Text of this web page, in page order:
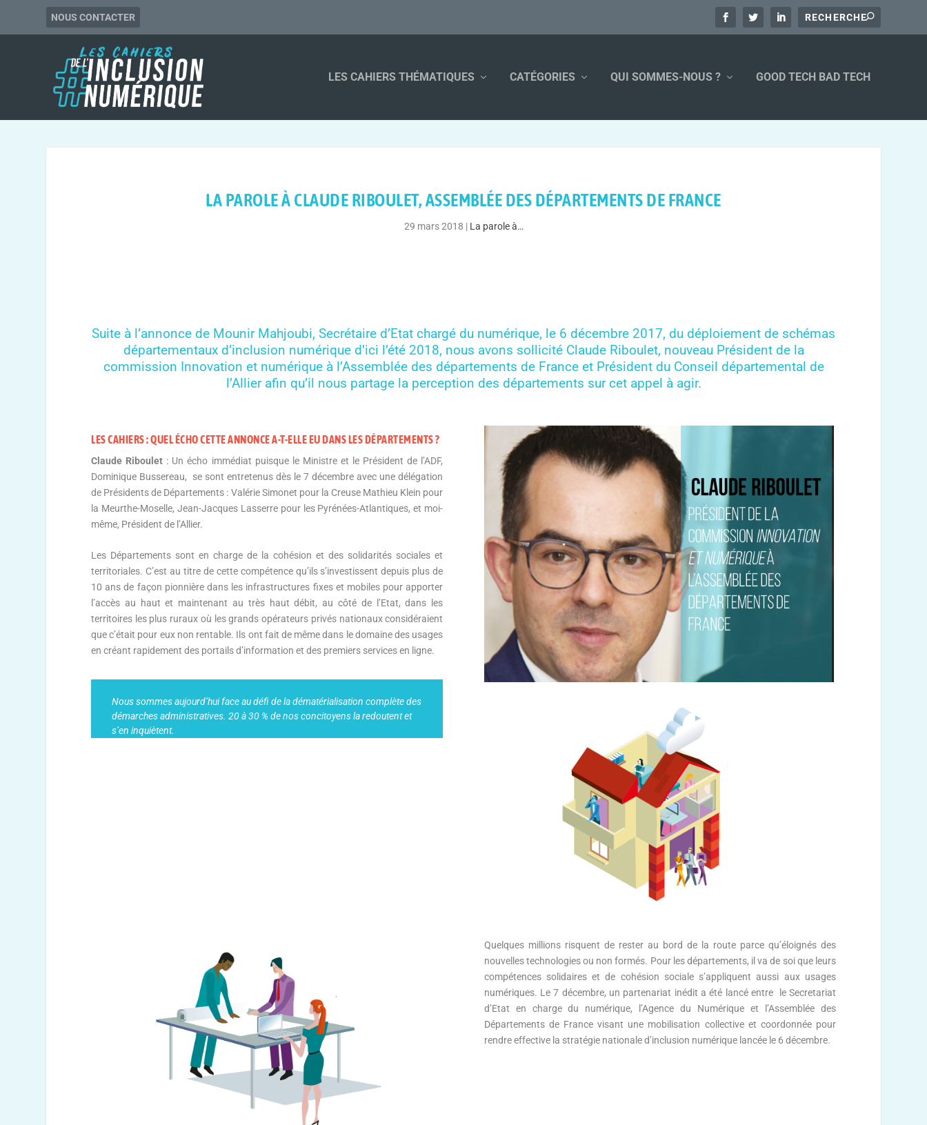
NOUS CONTACTER
LES CAHIERS THÉMATIQUES CATÉGORIES QUI SOMMES-NOUS ? GOOD TECH BAD TECH
LA PAROLE À CLAUDE RIBOULET, ASSEMBLÉE DES DÉPARTEMENTS DE FRANCE
29 mars 2018 | La parole à…
Suite à l’annonce de Mounir Mahjoubi, Secrétaire d’Etat chargé du numérique, le 6 décembre 2017, du déploiement de schémas
départementaux d’inclusion numérique d’ici l’été 2018, nous avons sollicité Claude Riboulet, nouveau Président de la
commission Innovation et numérique à l’Assemblée des départements de France et Président du Conseil départemental de
l’Allier afin qu’il nous partage la perception des départements sur cet appel à agir.
LES CAHIERS : QUEL ÉCHO CETTE ANNONCE A-T-ELLE EU DANS LES DÉPARTEMENTS ?
Claude Riboulet : Un écho immédiat puisque le Ministre et le Président de l’ADF,
Dominique Bussereau, se sont entretenus dès le 7 décembre avec une délégation
de Présidents de Départements : Valérie Simonet pour la Creuse Mathieu Klein pour
la Meurthe-Moselle, Jean-Jacques Lasserre pour les Pyrénées-Atlantiques, et moi-
même, Président de l’Allier.
Les Départements sont en charge de la cohésion et des solidarités sociales et
territoriales. C’est au titre de cette compétence qu’ils s’investissent depuis plus de
10 ans de façon pionnière dans les infrastructures fixes et mobiles pour apporter
l’accès au haut et maintenant au très haut débit, au côté de l’Etat, dans les
territoires les plus ruraux où les grands opérateurs privés nationaux considéraient
que c’était pour eux non rentable. Ils ont fait de même dans le domaine des usages
en créant rapidement des portails d’information et des premiers services en ligne.
Nous sommes aujourd’hui face au défi de la dématérialisation complète des
démarches administratives. 20 à 30 % de nos concitoyens la redoutent et
s’en inquiètent.
Quelques millions risquent de rester au bord de la route parce qu’éloignés des
nouvelles technologies ou non formés. Pour les départements, il va de soi que leurs
compétences solidaires et de cohésion sociale s’appliquent aussi aux usages
numériques. Le 7 décembre, un partenariat inédit a été lancé entre le Secretariat
d’Etat en charge du numérique, l’Agence du Numérique et l’Assemblée des
Départements de France visant une mobilisation collective et coordonnée pour
rendre effective la stratégie nationale d’inclusion numérique lancée le 6 décembre.